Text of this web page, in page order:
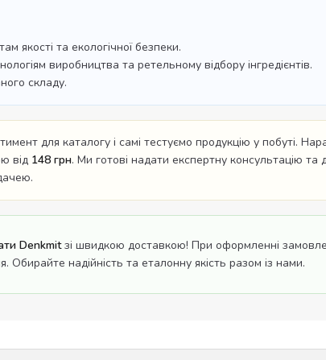
якості та екологічної безпеки.
виробництва та ретельному відбору інгредієнтів.
складу.
для каталогу і самі тестуємо продукцію у побуті.
від 148 грн. Ми готові надати експертну консультацію та
Denkmitзі швидкою доставкою! При оформленні
Обирайте надійність та еталонну якість разом із нами.